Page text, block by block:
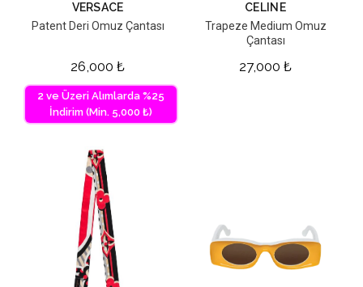
VERSACE
Patent Deri Omuz Çantası
26,000 ₺
2 ve Üzeri Alımlarda %25
İndirim (Min. 5,000 ₺)
CELINE
Trapeze Medium Omuz
Çantası
27,000 ₺